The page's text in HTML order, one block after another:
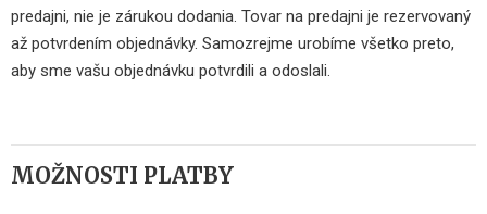
predajni, nie je zárukou dodania. Tovar na predajni je rezervovaný
až potvrdením objednávky. Samozrejme urobíme všetko preto,
aby sme vašu objednávku potvrdili a odoslali.
MOŽNOSTI PLATBY